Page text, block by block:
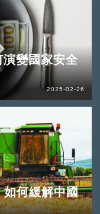
變國家安全
2025-02-26
何緩解中國